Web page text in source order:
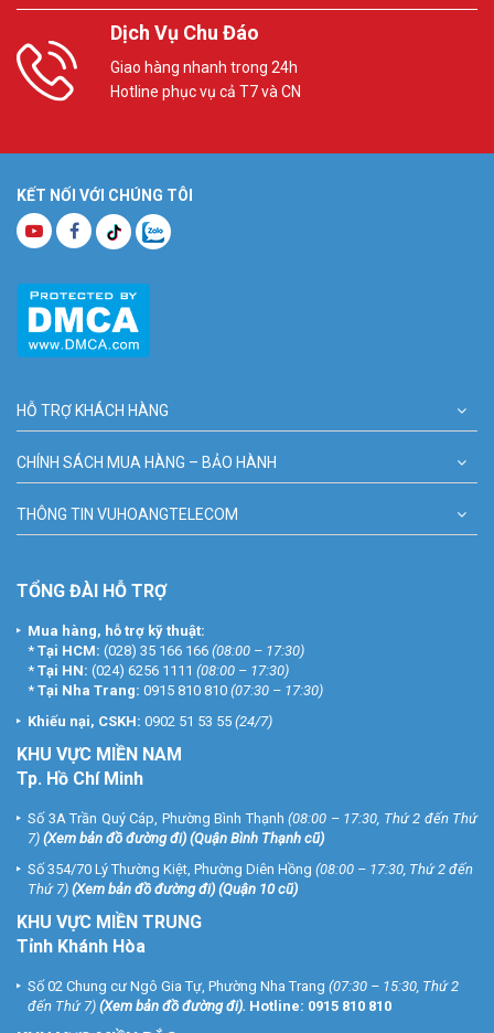
Dịch Vụ Chu Đáo
Giao hàng nhanh trong 24h
Hotline phục vụ cả T7 và CN
KẾT NỐI VỚI CHÚNG TÔI
HỖ TRỢ KHÁCH HÀNG
CHÍNH SÁCH MUA HÀNG – BẢO HÀNH
THÔNG TIN VUHOANGTELECOM
TỔNG ĐÀI HỖ TRỢ
Mua hàng, hỗ trợ kỹ thuật:
* Tại HCM: (028) 35 166 166 (08:00 – 17:30)
* Tại HN: (024) 6256 1111 (08:00 – 17:30)
* Tại Nha Trang: 0915 810 810 (07:30 – 17:30)
Khiếu nại, CSKH: 0902 51 53 55 (24/7)
KHU VỰC MIỀN NAM
Tp. Hồ Chí Minh
Số 3A Trần Quý Cáp, Phường Bình Thạnh (08:00 – 17:30, Thứ 2 đến Thứ
7) (Xem bản đồ đường đi) (Quận Bình Thạnh cũ)
Số 354/70 Lý Thường Kiệt, Phường Diên Hồng (08:00 – 17:30, Thứ 2 đến
Thứ 7) (Xem bản đồ đường đi) (Quận 10 cũ)
KHU VỰC MIỀN TRUNG
Tỉnh Khánh Hòa
Số 02 Chung cư Ngô Gia Tự, Phường Nha Trang (07:30 – 15:30, Thứ 2
đến Thứ 7) (Xem bản đồ đường đi). Hotline: 0915 810 810